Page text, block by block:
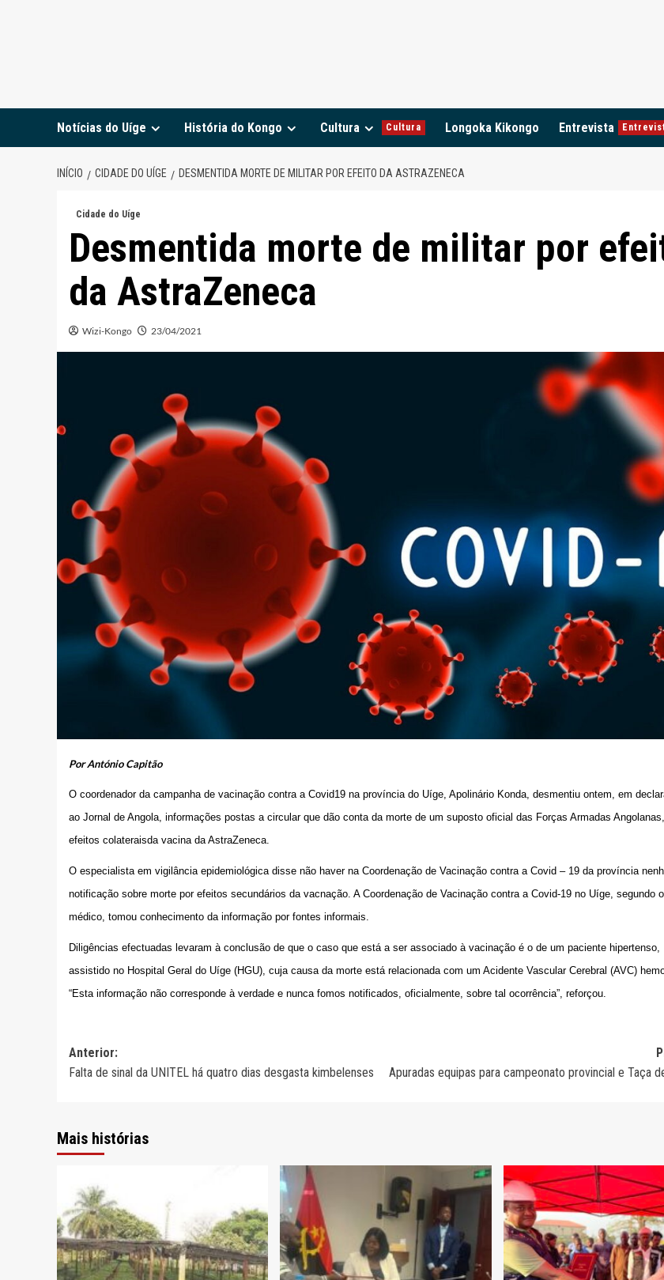
Notícias do Uíge História do Kongo Cultura Cultura Longoka Kikongo Entrevista
INÍCIO CIDADE DO UÍGE DESMENTIDA MORTE DE MILITAR POR EFEITO DA ASTRAZENECA
Cidade do Uíge
Desmentida morte de militar por
da AstraZeneca
Wizi-Kongo 23/04/2021
Por António Capitão
O coordenador da campanha de vacinação contra a Covid19 na província do Uíge, Apolinário Konda, desmentiu ontem, em
ao Jornal de Angola, informações postas a circular que dão conta da morte de um suposto oficial das Forças Armadas
efeitos colateraisda vacina da AstraZeneca.
O especialista em vigilância epidemiológica disse não haver na Coordenação de Vacinação contra a Covid – 19 da província
notificação sobre morte por efeitos secundários da vacnação. A Coordenação de Vacinação contra a Covid-19 no Uíge, segundo o
médico, tomou conhecimento da informação por fontes informais.
Diligências efectuadas levaram à conclusão de que o caso que está a ser associado à vacinação é o de um paciente hipertenso,
assistido no Hospital Geral do Uíge (HGU), cuja causa da morte está relacionada com um Acidente Vascular Cerebral (AVC)
“Esta informação não corresponde à verdade e nunca fomos notificados, oficialmente, sobre tal ocorrência”, reforçou.
Navegação
de
Anterior:
Falta de sinal da UNITEL há quatro dias desgasta kimbelenses
Apuradas equipas para campeonato provincial e Taça
Mais histórias